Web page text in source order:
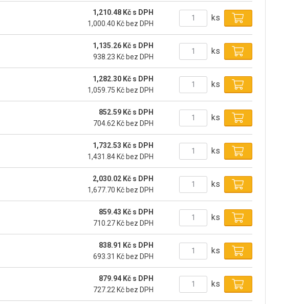
1,210.48 Kč s DPH
1,000.40 Kč bez DPH
ks
1,135.26 Kč s DPH
938.23 Kč bez DPH
ks
1,282.30 Kč s DPH
1,059.75 Kč bez DPH
ks
852.59 Kč s DPH
704.62 Kč bez DPH
ks
1,732.53 Kč s DPH
1,431.84 Kč bez DPH
ks
2,030.02 Kč s DPH
1,677.70 Kč bez DPH
ks
859.43 Kč s DPH
710.27 Kč bez DPH
ks
838.91 Kč s DPH
693.31 Kč bez DPH
ks
879.94 Kč s DPH
727.22 Kč bez DPH
ks